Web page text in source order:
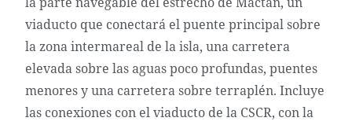
viaducto que conectará el puente principal sobre
la zona intermareal de la isla, una carretera
elevada sobre las aguas poco profundas, puentes
menores y una carretera sobre terraplén. Incluye
las conexiones con el viaducto de la CSCR, con la